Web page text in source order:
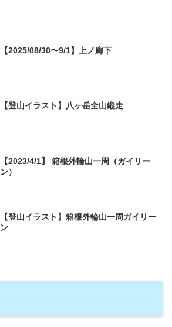
【2025/08/30〜9/1】上ノ廊下
【登山イラスト】八ヶ岳全山縦走
【2023/4/1】 箱根外輪山一周（ガイリー
ン）
【登山イラスト】箱根外輪山一周ガイリー
ン